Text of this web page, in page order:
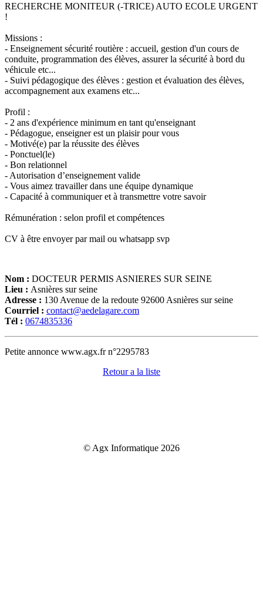
RECHERCHE MONITEUR (-TRICE) AUTO ECOLE URGENT
!
Missions :
- Enseignement sécurité routière : accueil, gestion d'un cours de
conduite, programmation des élèves, assurer la sécurité à bord du
véhicule etc...
- Suivi pédagogique des élèves : gestion et évaluation des élèves,
accompagnement aux examens etc...
Profil :
- 2 ans d'expérience minimum en tant qu'enseignant
- Pédagogue, enseigner est un plaisir pour vous
- Motivé(e) par la réussite des élèves
- Ponctuel(le)
- Bon relationnel
- Autorisation d’enseignement valide
- Vous aimez travailler dans une équipe dynamique
- Capacité à communiquer et à transmettre votre savoir
Rémunération : selon profil et compétences
CV à être envoyer par mail ou whatsapp svp
Nom : DOCTEUR PERMIS ASNIERES SUR SEINE
Lieu : Asnières sur seine
Adresse : 130 Avenue de la redoute 92600 Asnières sur seine
Courriel : contact@aedelagare.com
Tél : 0674835336
Petite annonce www.agx.fr n°2295783
Retour a la liste
© Agx Informatique 2026